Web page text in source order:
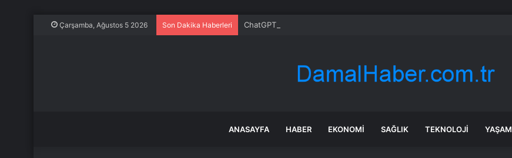
Çarşamba, Ağustos 5 2026 Son Dakika Haberleri ChatGPT’ye tarihi dava! ‘Tedavi olmamı engelledi, ölümden döndüm’ iddiası
ANASAYFA HABER EKONOMI SAĞLIK TEKNOLOJI YAŞAM